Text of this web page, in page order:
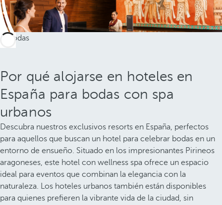
Por qué alojarse en hoteles en
España para bodas con spa
urbanos
Descubra nuestros exclusivos resorts en España, perfectos
para aquellos que buscan un hotel para celebrar bodas en un
entorno de ensueño. Situado en los impresionantes Pirineos
aragoneses, este hotel con wellness spa ofrece un espacio
ideal para eventos que combinan la elegancia con la
naturaleza. Los hoteles urbanos también están disponibles
para quienes prefieren la vibrante vida de la ciudad, sin